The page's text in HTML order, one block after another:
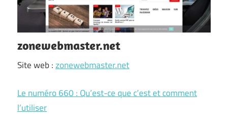
zonewebmaster.net
Site web :zonewebmaster.net
Le numéro 660 : Qu’est-ce que c’est et comment
l’utiliser